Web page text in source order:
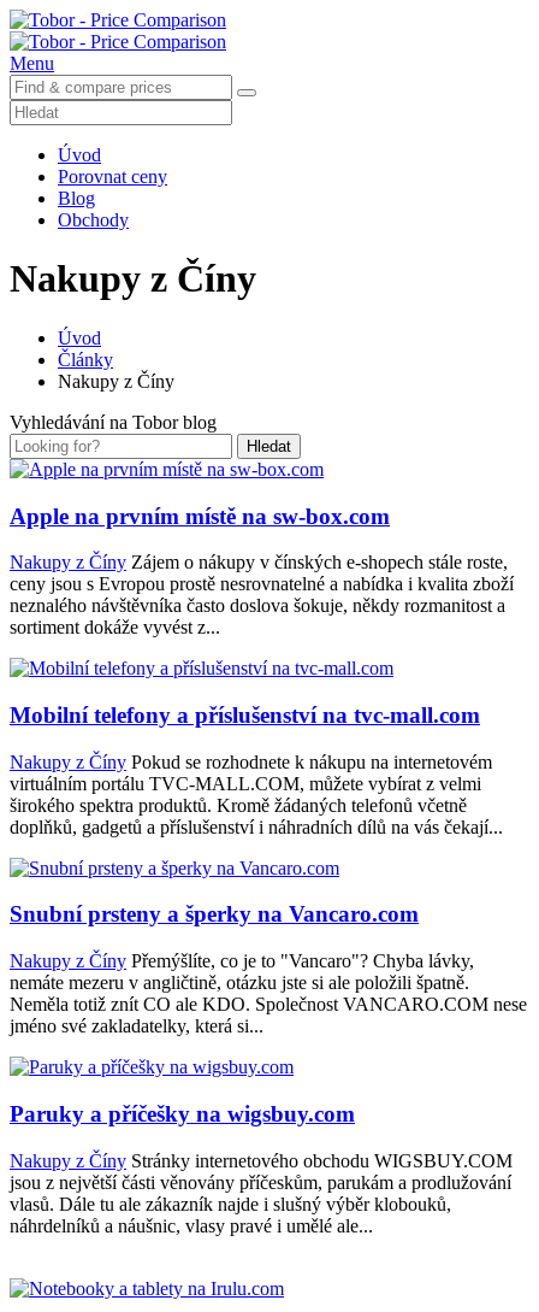
Menu
Úvod
Porovnat ceny
Blog
Obchody
Nakupy z Číny
Úvod
Články
Nakupy z Číny
Vyhledávání na Tobor blog
Hledat
Apple na prvním místě na sw-box.com
Nakupy z Číny Zájem o nákupy v čínských e-shopech stále roste,
ceny jsou s Evropou prostě nesrovnatelné a nabídka i kvalita zboží
neznalého návštěvníka často doslova šokuje, někdy rozmanitost a
sortiment dokáže vyvést z...
Mobilní telefony a příslušenství na tvc-mall.com
Nakupy z Číny Pokud se rozhodnete k nákupu na internetovém
virtuálním portálu TVC-MALL.COM, můžete vybírat z velmi
širokého spektra produktů. Kromě žádaných telefonů včetně
doplňků, gadgetů a příslušenství i náhradních dílů na vás čekají...
Snubní prsteny a šperky na Vancaro.com
Nakupy z Číny Přemýšlíte, co je to "Vancaro"? Chyba lávky,
nemáte mezeru v angličtině, otázku jste si ale položili špatně.
Neměla totiž znít CO ale KDO. Společnost VANCARO.COM nese
jméno své zakladatelky, která si...
Paruky a příčešky na wigsbuy.com
Nakupy z Číny Stránky internetového obchodu WIGSBUY.COM
jsou z největší části věnovány příčeskům, parukám a prodlužování
vlasů. Dále tu ale zákazník najde i slušný výběr klobouků,
náhrdelníků a náušnic, vlasy pravé i umělé ale...